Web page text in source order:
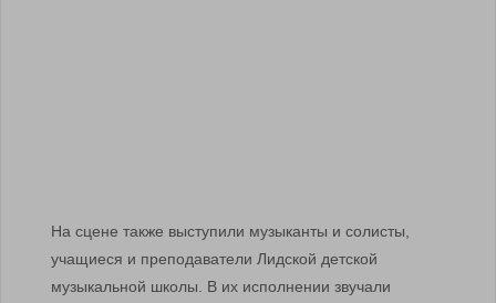
На сцене также выступили музыканты и солисты,
учащиеся и преподаватели Лидской детской
музыкальной школы. В их исполнении звучали